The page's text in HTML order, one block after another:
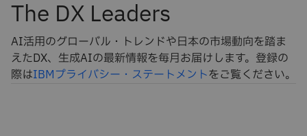
The DX Leaders
AI活用のグローバル・トレンドや日本の市場動向を踏ま
えたDX、生成AIの最新情報を毎月お届けします。登録の
際はIBMプライバシー・ステートメントをご覧ください。